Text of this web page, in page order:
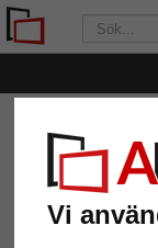
Vi
måttbeställd
Träram-